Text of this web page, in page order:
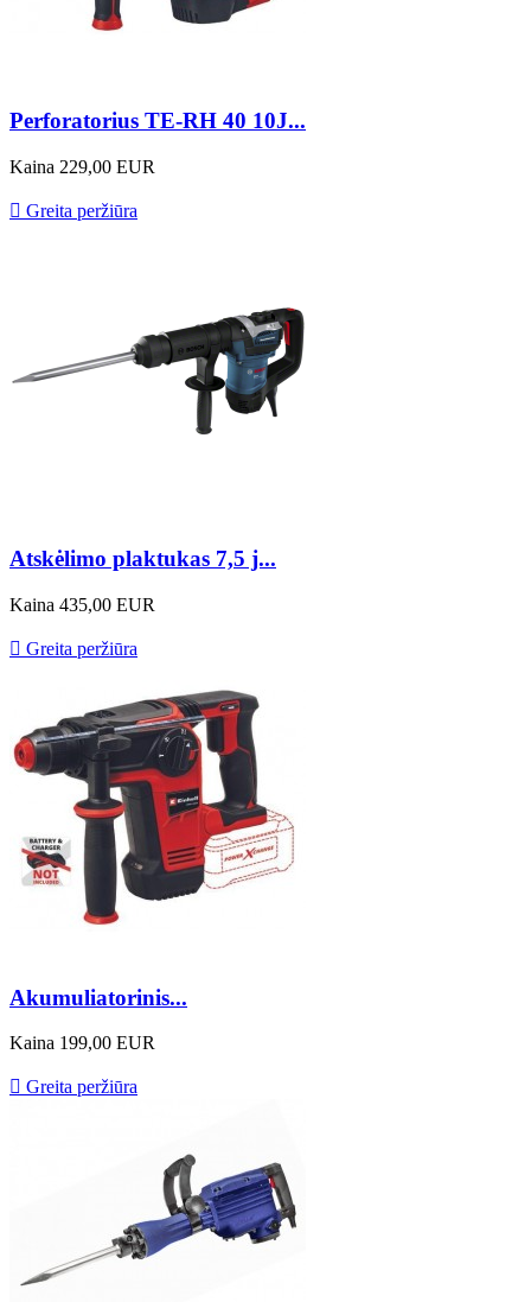
Perforatorius TE-RH 40 10J...
Kaina 229,00 EUR
 Greita peržiūra
Atskėlimo plaktukas 7,5 j...
Kaina 435,00 EUR
 Greita peržiūra
Akumuliatorinis...
Kaina 199,00 EUR
 Greita peržiūra